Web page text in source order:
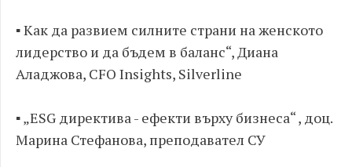
▪ Как да развием силните страни на женското
лидерство и да бъдем в баланс“, Диана
Аладжова, CFO Insights, Silverline
▪ „ESG директива - ефекти върху бизнеса“ , доц.
Марина Стефанова, преподавател СУ